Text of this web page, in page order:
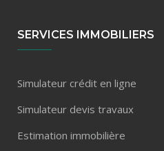
SERVICES IMMOBILIERS
Simulateur crédit en ligne
Simulateur devis travaux
Estimation immobilière